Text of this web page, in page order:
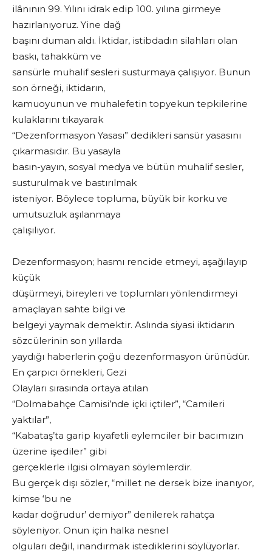
ilânının 99. Yılını idrak edip 100. yılına girmeye
hazırlanıyoruz. Yine dağ
başını duman aldı. İktidar, istibdadın silahları olan
baskı, tahakküm ve
sansürle muhalif sesleri susturmaya çalışıyor. Bunun
son örneği, iktidarın,
kamuoyunun ve muhalefetin topyekun tepkilerine
kulaklarını tıkayarak
“Dezenformasyon Yasası” dedikleri sansür yasasını
çıkarmasıdır. Bu yasayla
basın-yayın, sosyal medya ve bütün muhalif sesler,
susturulmak ve bastırılmak
isteniyor. Böylece topluma, büyük bir korku ve
umutsuzluk aşılanmaya
çalışılıyor.
Dezenformasyon; hasmı rencide etmeyi, aşağılayıp
küçük
düşürmeyi, bireyleri ve toplumları yönlendirmeyi
amaçlayan sahte bilgi ve
belgeyi yaymak demektir. Aslında siyasi iktidarın
sözcülerinin son yıllarda
yaydığı haberlerin çoğu dezenformasyon ürünüdür.
En çarpıcı örnekleri, Gezi
Olayları sırasında ortaya atılan
“Dolmabahçe Camisi’nde içki içtiler”, “Camileri
yaktılar”,
“Kabataş’ta garip kıyafetli eylemciler bir bacımızın
üzerine işediler” gibi
gerçeklerle ilgisi olmayan söylemlerdir.
Bu gerçek dışı sözler, “millet ne dersek bize inanıyor,
kimse ‘bu ne
kadar doğrudur’ demiyor” denilerek rahatça
söyleniyor. Onun için halka nesnel
olguları değil, inandırmak istediklerini söylüyorlar.